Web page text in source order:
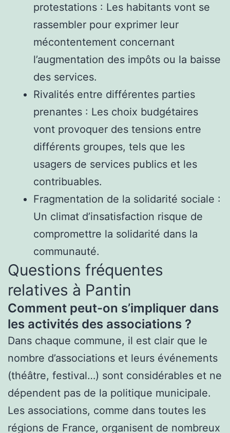
protestations : Les habitants vont se
rassembler pour exprimer leur
mécontentement concernant
l’augmentation des impôts ou la baisse
des services.
Rivalités entre différentes parties
prenantes : Les choix budgétaires
vont provoquer des tensions entre
différents groupes, tels que les
usagers de services publics et les
contribuables.
Fragmentation de la solidarité sociale :
Un climat d’insatisfaction risque de
compromettre la solidarité dans la
communauté.
Questions fréquentes
relatives à Pantin
Comment peut-on s’impliquer dans
les activités des associations ?
Dans chaque commune, il est clair que le
nombre d’associations et leurs événements
(théâtre, festival…) sont considérables et ne
dépendent pas de la politique municipale.
Les associations, comme dans toutes les
régions de France, organisent de nombreux